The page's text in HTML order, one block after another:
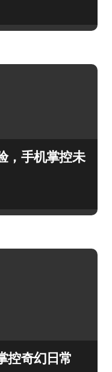
，手机掌控未
控奇幻日常